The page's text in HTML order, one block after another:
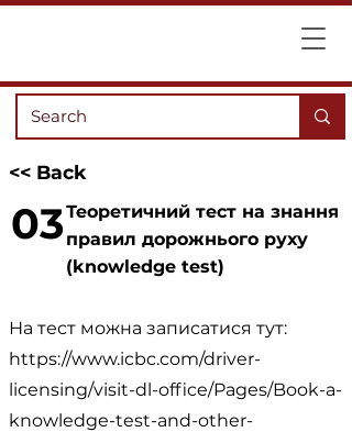
<< Back
03Теоретичний тест на знання
правил дорожнього руху
(knowledge test)
На тест можна записатися тут:
https://www.icbc.com/driver-
licensing/visit-dl-office/Pages/Book-a-
knowledge-test-and-other-